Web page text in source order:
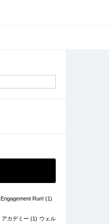
Engagement Run! (1)
アカデミー (1) ウェル